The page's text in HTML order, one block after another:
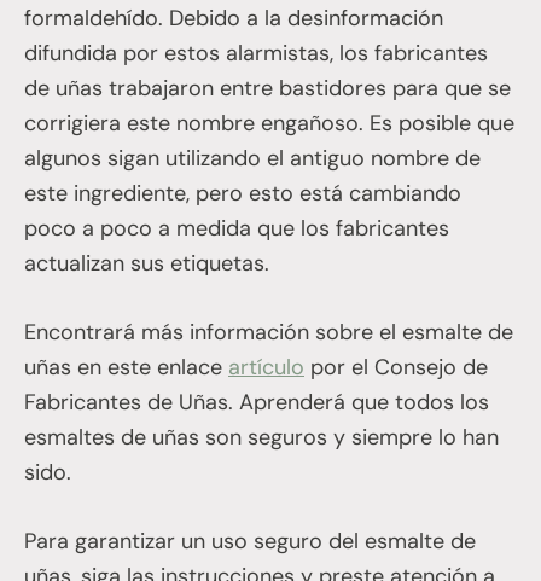
formaldehído. Debido a la desinformación
difundida por estos alarmistas, los fabricantes
de uñas trabajaron entre bastidores para que se
corrigiera este nombre engañoso. Es posible que
algunos sigan utilizando el antiguo nombre de
este ingrediente, pero esto está cambiando
poco a poco a medida que los fabricantes
actualizan sus etiquetas.
Encontrará más información sobre el esmalte de
uñas en este enlace artículo por el Consejo de
Fabricantes de Uñas. Aprenderá que todos los
esmaltes de uñas son seguros y siempre lo han
sido.
Para garantizar un uso seguro del esmalte de